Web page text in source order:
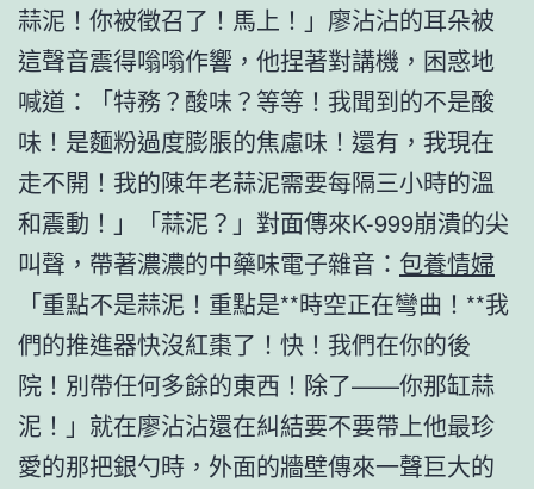
蒜泥！你被徵召了！馬上！」廖沾沾的耳朵被
這聲音震得嗡嗡作響，他捏著對講機，困惑地
喊道：「特務？酸味？等等！我聞到的不是酸
味！是麵粉過度膨脹的焦慮味！還有，我現在
走不開！我的陳年老蒜泥需要每隔三小時的溫
和震動！」「蒜泥？」對面傳來K-999崩潰的尖
叫聲，帶著濃濃的中藥味電子雜音： 包養情婦
「重點不是蒜泥！重點是**時空正在彎曲！**我
們的推進器快沒紅棗了！快！我們在你的後
院！別帶任何多餘的東西！除了——你那缸蒜
泥！」就在廖沾沾還在糾結要不要帶上他最珍
愛的那把銀勺時，外面的牆壁傳來一聲巨大的